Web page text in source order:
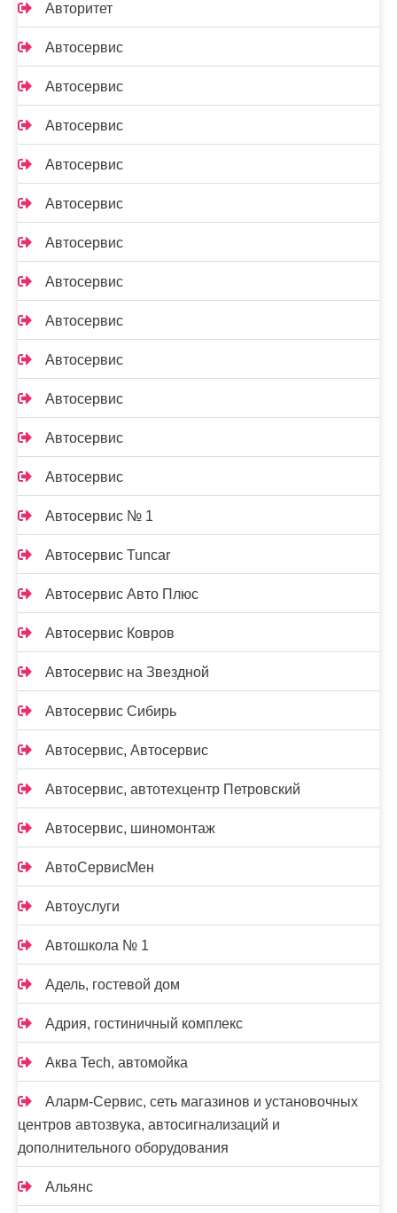
Авторитет
Автосервис
Автосервис
Автосервис
Автосервис
Автосервис
Автосервис
Автосервис
Автосервис
Автосервис
Автосервис
Автосервис
Автосервис
Автосервис № 1
Автосервис Tuncar
Автосервис Авто Плюс
Автосервис Ковров
Автосервис на Звездной
Автосервис Сибирь
Автосервис, Автосервис
Автосервис, автотехцентр Петровский
Автосервис, шиномонтаж
АвтоСервисМен
Автоуслуги
Автошкола № 1
Адель, гостевой дом
Адрия, гостиничный комплекс
Аква Tech, автомойка
Аларм-Сервис, сеть магазинов и установочных
центров автозвука, автосигнализаций и
дополнительного оборудования
Альянс